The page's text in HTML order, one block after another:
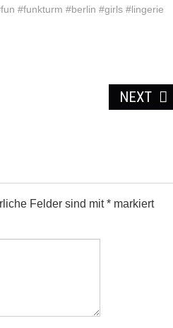
#funkturm #berlin #girls #lingerie
NEXT
Felder sind mit* markiert